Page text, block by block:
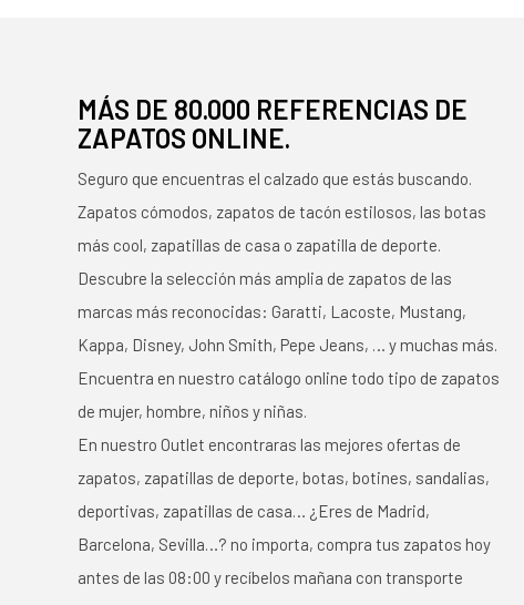
MÁS DE 80.000 REFERENCIAS DE
ZAPATOS ONLINE.
Seguro que encuentras el calzado que estás buscando.
Zapatos cómodos, zapatos de tacón estilosos, las botas
más cool, zapatillas de casa o zapatilla de deporte.
Descubre la selección más amplia de zapatos de las
marcas más reconocidas: Garatti, Lacoste, Mustang,
Kappa, Disney, John Smith, Pepe Jeans, … y muchas más.
Encuentra en nuestro catálogo online todo tipo de zapatos
de mujer, hombre, niños y niñas.
En nuestro Outlet encontraras las mejores ofertas de
zapatos, zapatillas de deporte, botas, botines, sandalias,
deportivas, zapatillas de casa… ¿Eres de Madrid,
Barcelona, Sevilla…? no importa, compra tus zapatos hoy
antes de las 08:00 y recíbelos mañana con transporte